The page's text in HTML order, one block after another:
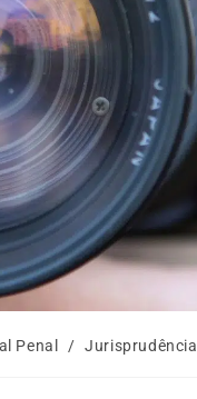
Penal / Jurisprudência